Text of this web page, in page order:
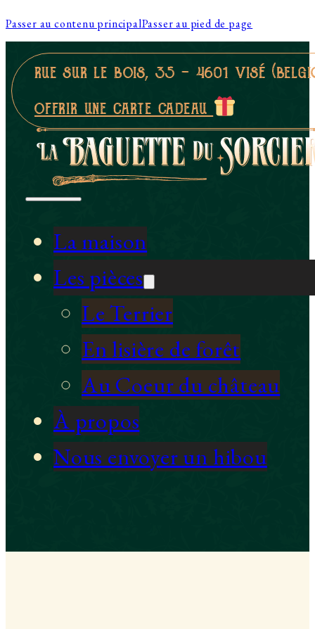
Passer au contenu principalPasser au pied de page
rue sur le bois, 35 - 4601 visé
offrir une carte cadeau
La maison
Les pièces
Le Terrier
En lisière de forêt
Au Coeur du château
À propos
Nous envoyer un hibou